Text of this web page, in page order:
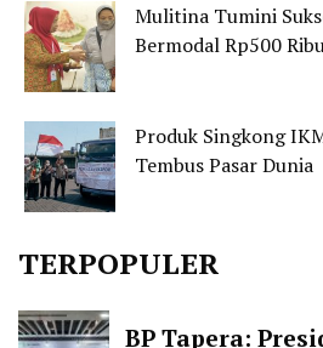
Mulitina Tumini
Bermodal Rp500
Produk Singkong
Tembus Pasar Dunia
TERPOPULER